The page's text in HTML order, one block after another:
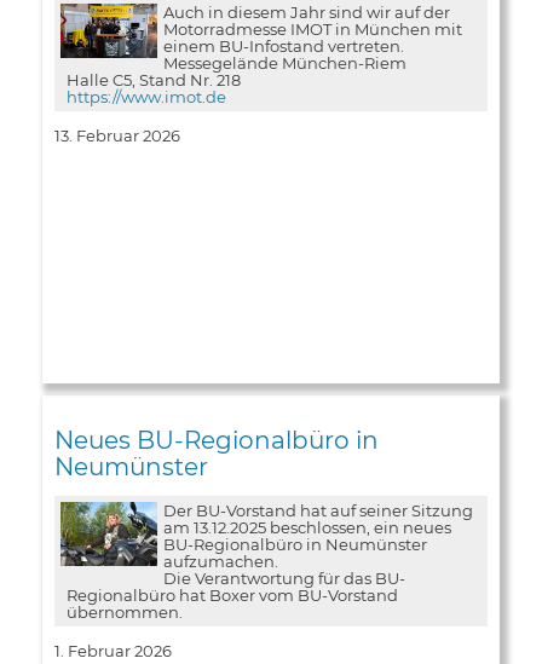
Auch in diesem Jahr sind wir auf der
Motorradmesse IMOT in München mit
einem BU-Infostand vertreten.
Messegelände München-Riem
Halle C5, Stand Nr. 218
https://www.imot.de
13. Februar 2026
Neues BU-Regionalbüro in
Neumünster
Der BU-Vorstand hat auf seiner Sitzung
am 13.12.2025 beschlossen, ein neues
BU-Regionalbüro in Neumünster
aufzumachen.
Die Verantwortung für das BU-
Regionalbüro hat Boxer vom BU-Vorstand
übernommen.
1. Februar 2026